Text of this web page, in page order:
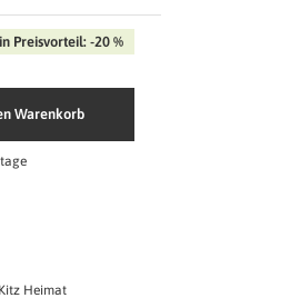
Preisvorteil: -20 %
Warenkorb
Heimat